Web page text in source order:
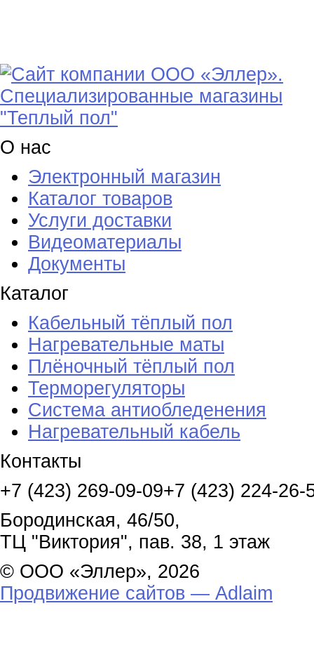
О нас
Электронный магазин
Каталог товаров
Услуги доставки
Видеоматериалы
Документы
Каталог
Кабельный тёплый пол
Нагревательные маты
Плёночный тёплый пол
Терморегуляторы
Система антиобледенения
Нагревательный кабель
Контакты
+7 (423) 269-09-09+7 (423) 224-26-
Бородинская, 46/50,
ТЦ "Виктория", пав. 38, 1 этаж
© ООО «Эллер», 2026
Продвижение сайтов — Adlaim